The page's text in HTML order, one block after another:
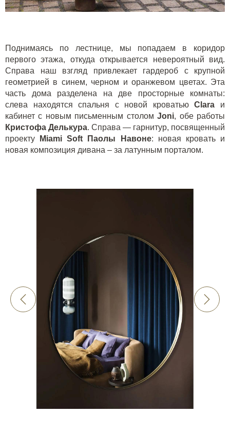
Поднимаясь по лестнице, мы попадаем в коридор
первого этажа, откуда открывается невероятный вид.
Справа наш взгляд привлекает гардероб с крупной
геометрией в синем, черном и оранжевом цветах. Эта
часть дома разделена на две просторные комнаты:
слева находятся спальня с новой кроватьюClara и
кабинет с новым письменным столомJoni, обе работы
Кристофа Делькура. Справа — гарнитур, посвященный
проекту
Miami Soft Паолы Навоне: новая кровать и
новая композиция дивана – за латунным порталом.